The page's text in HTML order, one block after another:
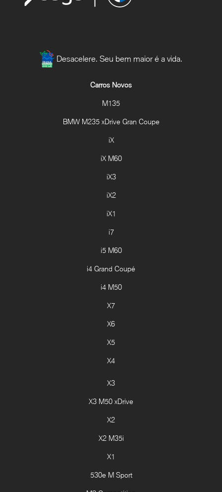
Desacelere. Seu bem maior é a vida.
Carros Novos
M135
BMW M235 xDrive Gran Coupe
iX
iX M60
iX3
iX2
iX1
i7
i5 M60
i4 Grand Coupé
i4 M50
X7
X6
X5
X4
X3
X3 M50 xDrive
X2
X2 M35i
X1
530e M Sport